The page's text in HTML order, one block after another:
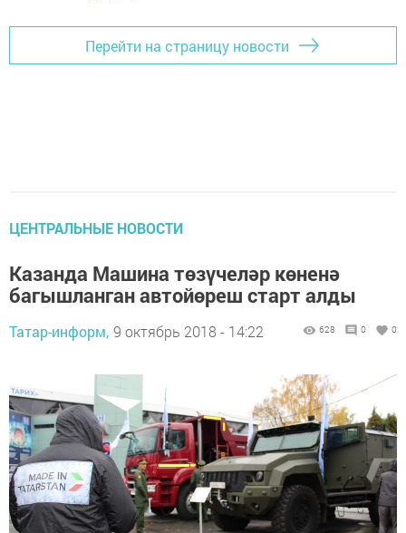
Перейти на страницу новости
ЦЕНТРАЛЬНЫЕ НОВОСТИ
Казанда Машина төзүчеләр көненә
багышланган автойөреш старт алды
Татар-информ, 9 октябрь 2018 - 14:22 628 0 0